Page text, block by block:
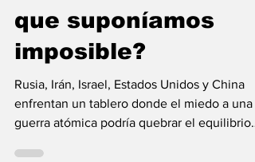
amenaza nuclear
que suponíamos
imposible?
Rusia, Irán, Israel, Estados Unidos y China
enfrentan un tablero donde el miedo a una
guerra atómica podría quebrar el equilibrio